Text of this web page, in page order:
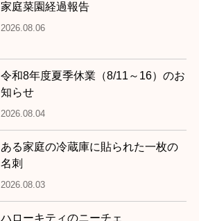
家庭菜園経過報告
2026.08.06
令和8年度夏季休業（8/11～16）のお
知らせ
2026.08.04
ある家庭の冷蔵庫に貼られた一枚の
名刺
2026.08.03
ハローキティのニーチェ